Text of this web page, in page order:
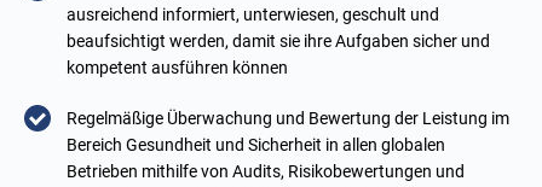
ausreichend informiert, unterwiesen, geschult und
beaufsichtigt werden, damit sie ihre Aufgaben sicher und
kompetent ausführen können
Regelmäßige Überwachung und Bewertung der Leistung im
Bereich Gesundheit und Sicherheit in allen globalen
Betrieben mithilfe von Audits, Risikobewertungen und